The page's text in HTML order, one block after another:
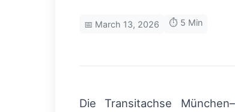
📅 March 13, 2026 ⏱️ 5 Min
Die Transitachse